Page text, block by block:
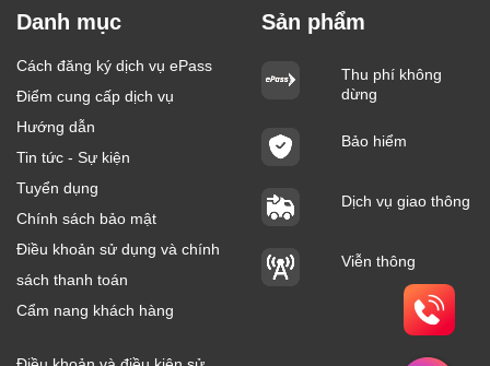
Danh mục
Cách đăng ký dịch vụ ePass
Điểm cung cấp dịch vụ
Hướng dẫn
Tin tức - Sự kiện
Tuyển dụng
Chính sách bảo mật
Điều khoản sử dụng và chính
sách thanh toán
Cẩm nang khách hàng
Sản phẩm
Thu phí không
dừng
Bảo hiểm
Dịch vụ giao thông
Viễn thông